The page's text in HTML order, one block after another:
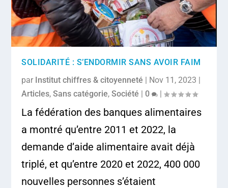
SOLIDARITÉ : S’ENDORMIR SANS AVOIR FAIM
par Institut chiffres & citoyenneté | Nov 11, 2023 |
Articles,Sans catégorie,Société |0 |
La fédération des banques alimentaires
a montré qu’entre 2011 et 2022, la
demande d’aide alimentaire avait déjà
triplé, et qu’entre 2020 et 2022, 400 000
nouvelles personnes s’étaient